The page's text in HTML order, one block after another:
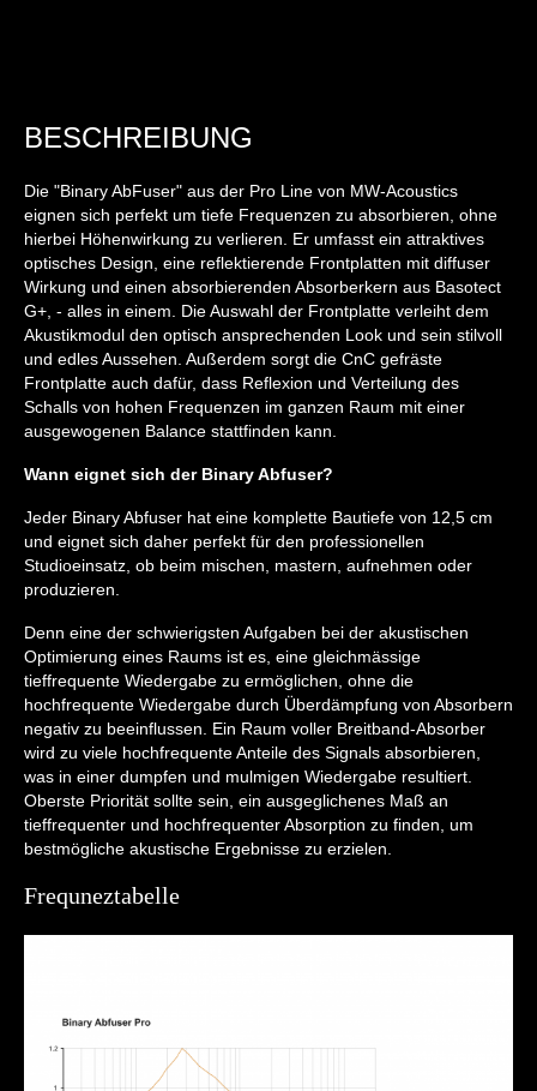
BESCHREIBUNG
Die "Binary AbFuser" aus der Pro Line von MW-Acoustics
eignen sich perfekt um tiefe Frequenzen zu absorbieren, ohne
hierbei Höhenwirkung zu verlieren. Er umfasst ein attraktives
optisches Design, eine reflektierende Frontplatten mit diffuser
Wirkung und einen absorbierenden Absorberkern aus Basotect
G+, - alles in einem. Die Auswahl der Frontplatte verleiht dem
Akustikmodul den optisch ansprechenden Look und sein stilvoll
und edles Aussehen. Außerdem sorgt die CnC gefräste
Frontplatte auch dafür, dass Reflexion und Verteilung des
Schalls von hohen Frequenzen im ganzen Raum mit einer
ausgewogenen Balance stattfinden kann.
Wann eignet sich der Binary Abfuser?
Jeder Binary Abfuser hat eine komplette Bautiefe von 12,5 cm
und eignet sich daher perfekt für den professionellen
Studioeinsatz, ob beim mischen, mastern, aufnehmen oder
produzieren.
Denn eine der schwierigsten Aufgaben bei der akustischen
Optimierung eines Raums ist es, eine gleichmässige
tieffrequente Wiedergabe zu ermöglichen, ohne die
hochfrequente Wiedergabe durch Überdämpfung von Absorbern
negativ zu beeinflussen. Ein Raum voller Breitband-Absorber
wird zu viele hochfrequente Anteile des Signals absorbieren,
was in einer dumpfen und mulmigen Wiedergabe resultiert.
Oberste Priorität sollte sein, ein ausgeglichenes Maß an
tieffrequenter und hochfrequenter Absorption zu finden, um
bestmögliche akustische Ergebnisse zu erzielen.
Frequneztabelle